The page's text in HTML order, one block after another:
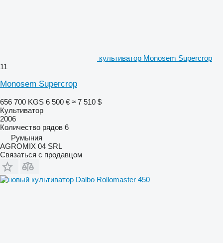
культиватор Monosem Supercrop
11
Monosem Supercrop
656 700 KGS 6 500 € ≈ 7 510 $
Культиватор
2006
Количество рядов 6
Румыния
AGROMIX 04 SRL
Связаться с продавцом